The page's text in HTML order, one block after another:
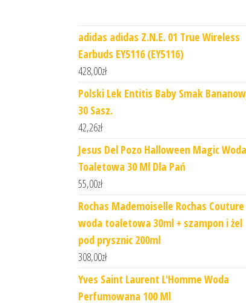
adidas adidas Z.N.E. 01 True Wireless
Earbuds EY5116 (EY5116)
428,00zł
Polski Lek Entitis Baby Smak
30 Sasz.
42,26zł
Jesus Del Pozo Halloween Magic Woda
Toaletowa 30 Ml Dla Pań
55,00zł
Rochas Mademoiselle Rochas Couture
woda toaletowa 30ml + szampon i żel
pod prysznic 200ml
308,00zł
Yves Saint Laurent L'Homme Woda
Perfumowana 100 Ml